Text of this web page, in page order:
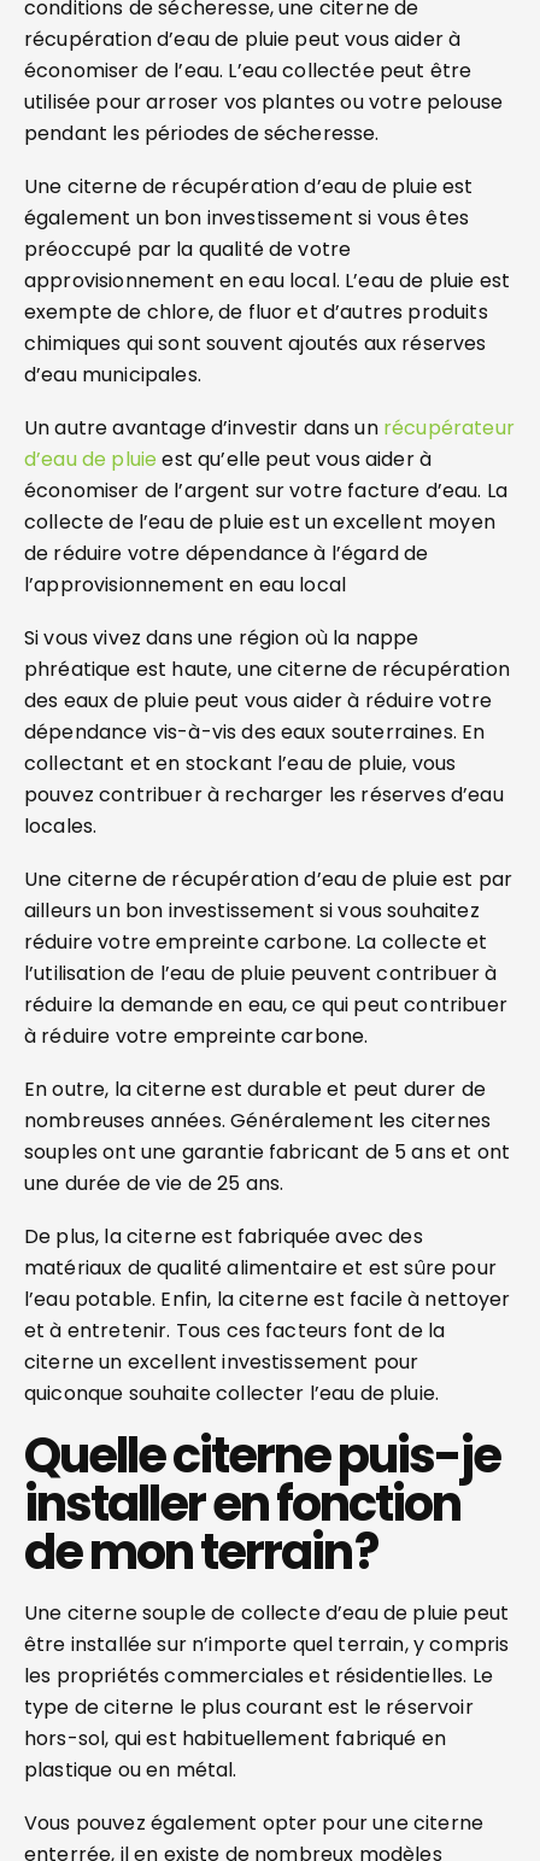
conditions de sécheresse, une citerne de
récupération d’eau de pluie peut vous aider à
économiser de l’eau. L’eau collectée peut être
utilisée pour arroser vos plantes ou votre pelouse
pendant les périodes de sécheresse.
Une citerne de récupération d’eau de pluie est
également un bon investissement si vous êtes
préoccupé par la qualité de votre
approvisionnement en eau local. L’eau de pluie est
exempte de chlore, de fluor et d’autres produits
chimiques qui sont souvent ajoutés aux réserves
d’eau municipales.
Un autre avantage d’investir dans un récupérateur
d’eau de pluie est qu’elle peut vous aider à
économiser de l’argent sur votre facture d’eau. La
collecte de l’eau de pluie est un excellent moyen
de réduire votre dépendance à l’égard de
l’approvisionnement en eau local
Si vous vivez dans une région où la nappe
phréatique est haute, une citerne de récupération
des eaux de pluie peut vous aider à réduire votre
dépendance vis-à-vis des eaux souterraines. En
collectant et en stockant l’eau de pluie, vous
pouvez contribuer à recharger les réserves d’eau
locales.
Une citerne de récupération d’eau de pluie est par
ailleurs un bon investissement si vous souhaitez
réduire votre empreinte carbone. La collecte et
l’utilisation de l’eau de pluie peuvent contribuer à
réduire la demande en eau, ce qui peut contribuer
à réduire votre empreinte carbone.
En outre, la citerne est durable et peut durer de
nombreuses années. Généralement les citernes
souples ont une garantie fabricant de 5 ans et ont
une durée de vie de 25 ans.
De plus, la citerne est fabriquée avec des
matériaux de qualité alimentaire et est sûre pour
l’eau potable. Enfin, la citerne est facile à nettoyer
et à entretenir. Tous ces facteurs font de la
citerne un excellent investissement pour
quiconque souhaite collecter l’eau de pluie.
Quelle citerne puis-je
installer en fonction
de mon terrain ?
Une citerne souple de collecte d’eau de pluie peut
être installée sur n’importe quel terrain, y compris
les propriétés commerciales et résidentielles. Le
type de citerne le plus courant est le réservoir
hors-sol, qui est habituellement fabriqué en
plastique ou en métal.
Vous pouvez également opter pour une citerne
enterrée, il en existe de nombreux modèles